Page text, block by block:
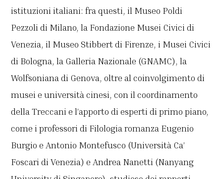
istituzioni italiani: fra questi, il Museo Poldi
Pezzoli di Milano, la Fondazione Musei Civici di
Venezia, il Museo Stibbert di Firenze, i Musei Civici
di Bologna, la Galleria Nazionale (GNAMC), la
Wolfsoniana di Genova, oltre al coinvolgimento di
musei e università cinesi, con il coordinamento
della Treccani e l’apporto di esperti di primo piano,
come i professori di Filologia romanza Eugenio
Burgio e Antonio Montefusco (Università Ca’
Foscari di Venezia) e Andrea Nanetti (Nanyang